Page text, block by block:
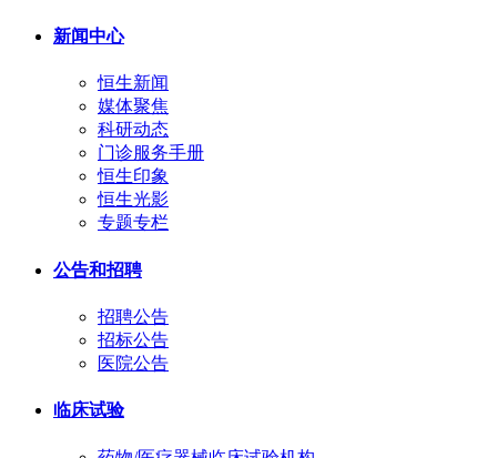
新闻中心
恒生新闻
媒体聚焦
科研动态
门诊服务手册
恒生印象
恒生光影
专题专栏
公告和招聘
招聘公告
招标公告
医院公告
临床试验